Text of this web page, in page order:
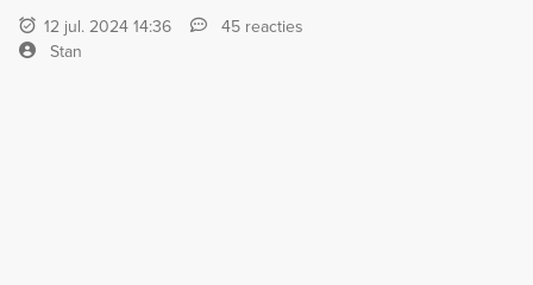
12 jul. 2024 14:36
45 reacties
Stan